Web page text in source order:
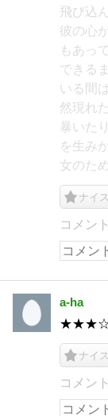
飛び込
彼の心
もあっ
できる
いる間
然現れ
暴いた
を生み
女のた
ナイス
コメン
a-ha
ナイス
コメン